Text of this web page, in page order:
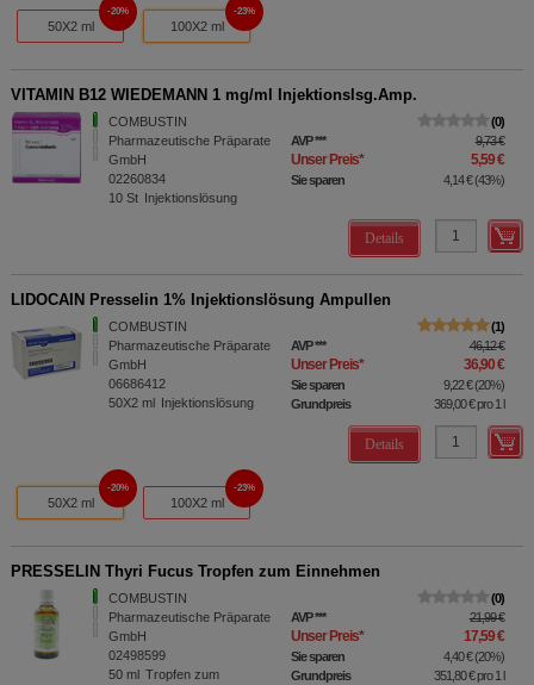
50X2 ml
20%
100X2 ml
23%
VITAMIN B12 WIEDEMANN 1 mg/ml Injektionslsg.Amp.
COMBUSTIN
Pharmazeutische Präparate
GmbH
02260834
10 St Injektionslösung
0
AVP*** 9,73 €
Unser Preis* 5,59 €
Sie sparen 4,14 €(43%)
Details
LIDOCAIN Presselin 1% Injektionslösung Ampullen
COMBUSTIN
Pharmazeutische Präparate
GmbH
06686412
50X2 ml Injektionslösung
1
AVP*** 46,12 €
Unser Preis* 36,90 €
Sie sparen 9,22 €(20%)
Grundpreis
369,00 €pro 1 l
Details
50X2 ml
20%
100X2 ml
23%
PRESSELIN Thyri Fucus Tropfen zum Einnehmen
COMBUSTIN
Pharmazeutische Präparate
GmbH
02498599
50 ml Tropfen zum
0
AVP*** 21,99 €
Unser Preis* 17,59 €
Sie sparen 4,40 €(20%)
Grundpreis
351,80 €pro 1 l